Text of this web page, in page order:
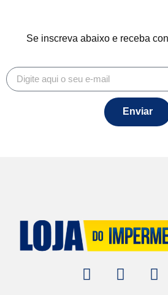
Se inscreva abaixo e receba
Enviar